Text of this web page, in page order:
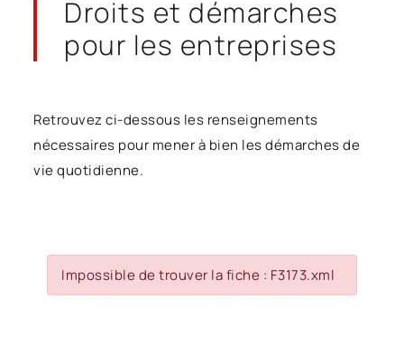
Droits et démarches
pour les entreprises
Retrouvez ci-dessous les renseignements
nécessaires pour mener à bien les démarches de
vie quotidienne.
Impossible de trouver la fiche : F3173.xml